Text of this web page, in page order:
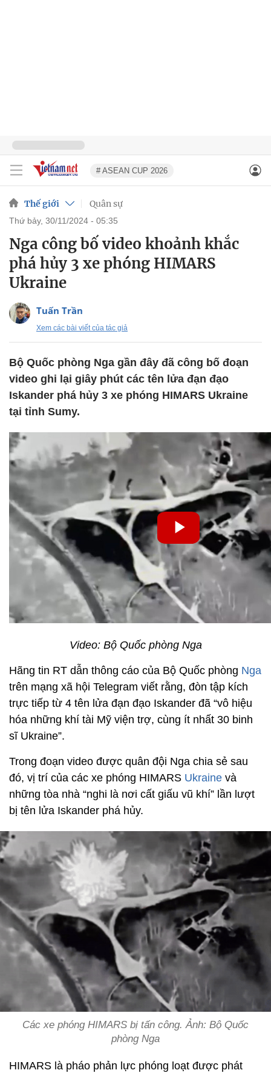
# ASEAN CUP 2026
Thế giới Quân sự
thứ bảy, 30/11/2024 - 05:35
Nga công bố video khoảnh khắc
phá hủy 3 xe phóng HIMARS
Ukraine
Tuấn Trần
Xem các bài viết của tác giả
Bộ Quốc phòng Nga gần đây đã công bố đoạn
video ghi lại giây phút các tên lửa đạn đạo
Iskander phá hủy 3 xe phóng HIMARS Ukraine
tại tỉnh Sumy.
Video: Bộ Quốc phòng Nga
Hãng tin RT dẫn thông cáo của Bộ Quốc phòng Nga
trên mạng xã hội Telegram viết rằng, đòn tập kích
trực tiếp từ 4 tên lửa đạn đạo Iskander đã “vô hiệu
hóa những khí tài Mỹ viện trợ, cùng ít nhất 30 binh
sĩ Ukraine”.
Trong đoạn video được quân đội Nga chia sẻ sau
đó, vị trí của các xe phóng HIMARS Ukraine và
những tòa nhà “nghi là nơi cất giấu vũ khí” lần lượt
bị tên lửa Iskander phá hủy.
Các xe phóng HIMARS bị tấn công. Ảnh: Bộ Quốc
phòng Nga
HIMARS là pháo phản lực phóng loạt được phát